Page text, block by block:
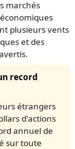
marchés
plusieurs vents
et des
record
étrangers
d'actions
annuel de
sur toute